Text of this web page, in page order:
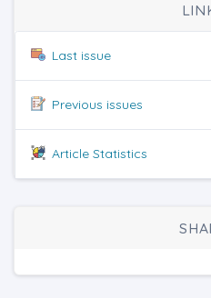
Last issue
Previous issues
Article Statistics